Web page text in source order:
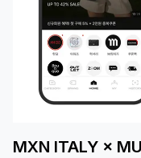
MXN ITALY ×